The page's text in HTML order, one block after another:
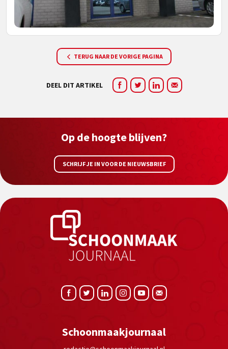
TERUG NAAR DE VORIGE PAGINA
DEEL DIT ARTIKEL
Op de hoogte blijven?
SCHRIJF JE IN VOOR DE NIEUWSBRIEF
Schoonmaakjournaal